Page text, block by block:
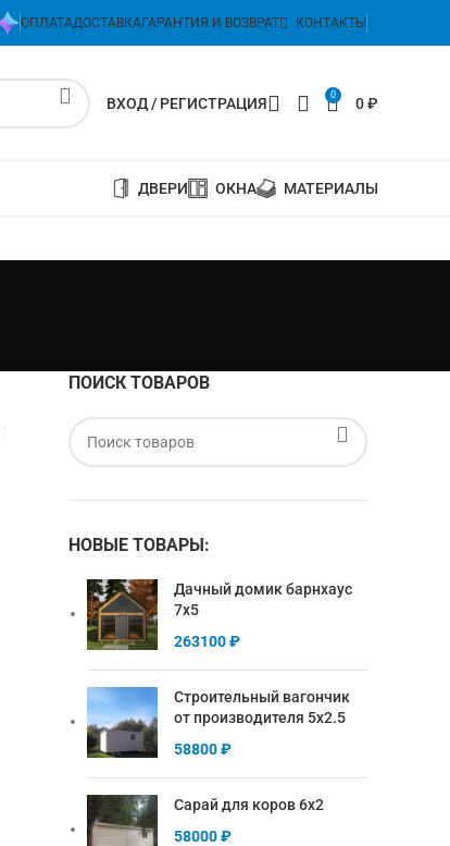
ОПЛАТАДОСТАВКАГАРАНТИЯ И ВОЗВРАТ КОНТАКТЫ
ВХОД / РЕГИСТРАЦИЯ 0 0₽
ДВЕРИ ОКНА МАТЕРИАЛЫ
ПОИСК ТОВАРОВ
НОВЫЕ ТОВАРЫ:
Дачный домик барнхаус
7х5
263100₽
Строительный вагончик
от производителя 5х2.5
58800₽
Сарай для коров 6х2
58000₽